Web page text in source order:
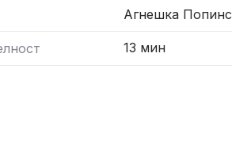
Агнешка
13 мин